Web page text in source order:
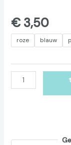
€3,50
roze blauw